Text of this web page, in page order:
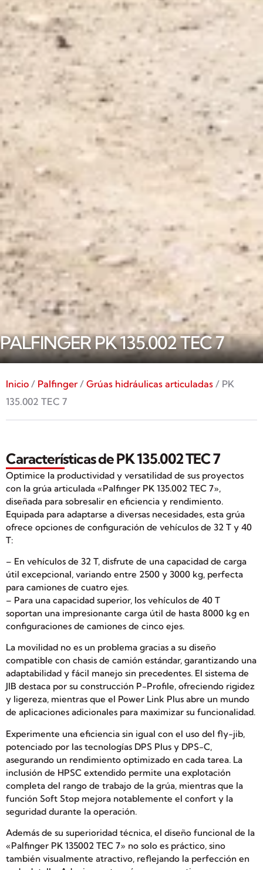
PALFINGER PK 135.002 TEC 7
Inicio / Palfinger/ Grúas hidráulicas articuladas / PK
135.002 TEC 7
Características de PK 135.002 TEC 7
Optimice la productividad y versatilidad de sus proyectos
con la grúa articulada «Palfinger PK 135.002 TEC 7»,
diseñada para sobresalir en eficiencia y rendimiento.
Equipada para adaptarse a diversas necesidades, esta grúa
ofrece opciones de configuración de vehículos de 32 T y 40
T:
– En vehículos de 32 T, disfrute de una capacidad de carga
útil excepcional, variando entre 2500 y 3000 kg, perfecta
para camiones de cuatro ejes.
– Para una capacidad superior, los vehículos de 40 T
soportan una impresionante carga útil de hasta 8000 kg en
configuraciones de camiones de cinco ejes.
La movilidad no es un problema gracias a su diseño
compatible con chasis de camión estándar, garantizando una
adaptabilidad y fácil manejo sin precedentes. El sistema de
JIB destaca por su construcción P-Profile, ofreciendo rigidez
y ligereza, mientras que el Power Link Plus abre un mundo
de aplicaciones adicionales para maximizar su funcionalidad.
Experimente una eficiencia sin igual con el uso del fly-jib,
potenciado por las tecnologías DPS Plus y DPS-C,
asegurando un rendimiento optimizado en cada tarea. La
inclusión de HPSC extendido permite una explotación
completa del rango de trabajo de la grúa, mientras que la
función Soft Stop mejora notablemente el confort y la
seguridad durante la operación.
Además de su superioridad técnica, el diseño funcional de la
«Palfinger PK 135002 TEC 7» no solo es práctico, sino
también visualmente atractivo, reflejando la perfección en